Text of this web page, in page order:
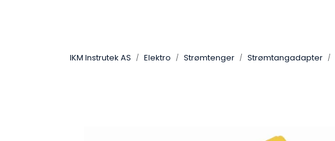
IKM Instrutek AS Elektro Strømtenger Strømtangadapter